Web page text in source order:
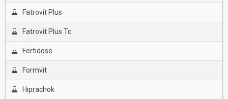
Fatrovit Plus
Fatrovit Plus Tc
Fertidose
Formvit
Hıprachok